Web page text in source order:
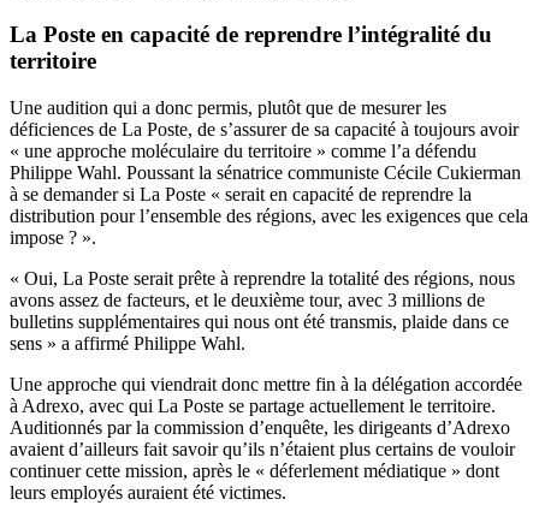
La Poste en capacité de reprendre l’intégralité du
territoire
Une audition qui a donc permis, plutôt que de mesurer les
déficiences de La Poste, de s’assurer de sa capacité à toujours avoir
« une approche moléculaire du territoire » comme l’a défendu
Philippe Wahl. Poussant la sénatrice communiste Cécile Cukierman
à se demander si La Poste « serait en capacité de reprendre la
distribution pour l’ensemble des régions, avec les exigences que cela
impose ? ».
« Oui, La Poste serait prête à reprendre la totalité des régions, nous
avons assez de facteurs, et le deuxième tour, avec 3 millions de
bulletins supplémentaires qui nous ont été transmis, plaide dans ce
sens » a affirmé Philippe Wahl.
Une approche qui viendrait donc mettre fin à la délégation accordée
à Adrexo, avec qui La Poste se partage actuellement le territoire.
Auditionnés par la commission d’enquête, les dirigeants d’Adrexo
avaient d’ailleurs fait savoir qu’ils n’étaient plus certains de vouloir
continuer cette mission, après le « déferlement médiatique » dont
leurs employés auraient été victimes.